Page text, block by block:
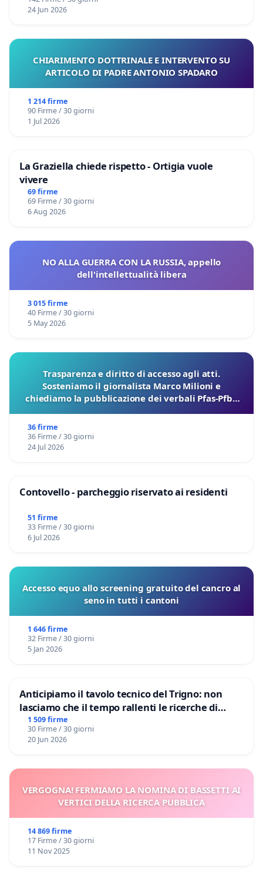
24 Jun 2026
CHIARIMENTO DOTTRINALE E INTERVENTO SU
ARTICOLO DI PADRE ANTONIO SPADARO
1 214 firme
90 Firme / 30 giorni
1 Jul 2026
La Graziella chiede rispetto - Ortigia vuole
vivere
69 firme
69 Firme / 30 giorni
6 Aug 2026
NO ALLA GUERRA CON LA RUSSIA, appello
dell'intellettualità libera
3 015 firme
40 Firme / 30 giorni
5 May 2026
Trasparenza e diritto di accesso agli atti.
Sosteniamo il giornalista Marco Milioni e
chiediamo la pubblicazione dei verbali Pfas-Pfba
36 firme
36 Firme / 30 giorni
24 Jul 2026
Contovello - parcheggio riservato ai residenti
51 firme
33 Firme / 30 giorni
6 Jul 2026
Accesso equo allo screening gratuito del cancro al
seno in tutti i cantoni
1 646 firme
32 Firme / 30 giorni
5 Jan 2026
Anticipiamo il tavolo tecnico del Trigno: non
lasciamo che il tempo rallenti le ricerche di
Domenico Racanati
1 509 firme
30 Firme / 30 giorni
20 Jun 2026
VERGOGNA! FERMIAMO LA NOMINA DI BASSETTI AI
VERTICI DELLA RICERCA PUBBLICA
14 869 firme
17 Firme / 30 giorni
11 Nov 2025